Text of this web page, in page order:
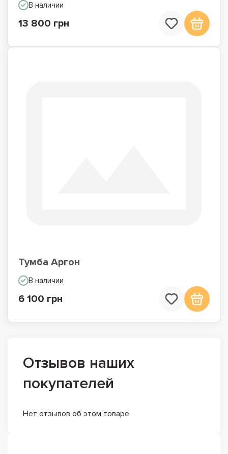
В наличии
13 800 грн
Тумба Аргон
В наличии
6 100 грн
Отзывов наших
покупателей
Нет отзывов об этом товаре.